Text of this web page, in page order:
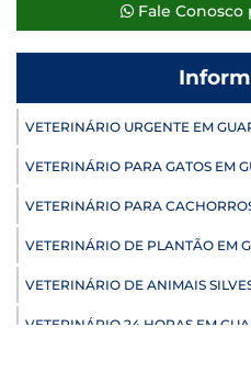
Fale Conosco
VETERINÁRIO URGENTE EM
VETERINÁRIO PARA GATOS EM
VETERINÁRIO PARA
VETERINÁRIO DE PLANTÃO EM
VETERINÁRIO DE ANIMAIS
VETERINÁRIO 24 HORAS EM